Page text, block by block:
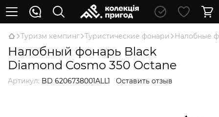
Туризм кемпинг Туристические фонари Налобные
Налобный фонарь Black
Diamond Cosmo 350 Octane
Артикул: BD 6206738001ALL1 Оставить отзыв